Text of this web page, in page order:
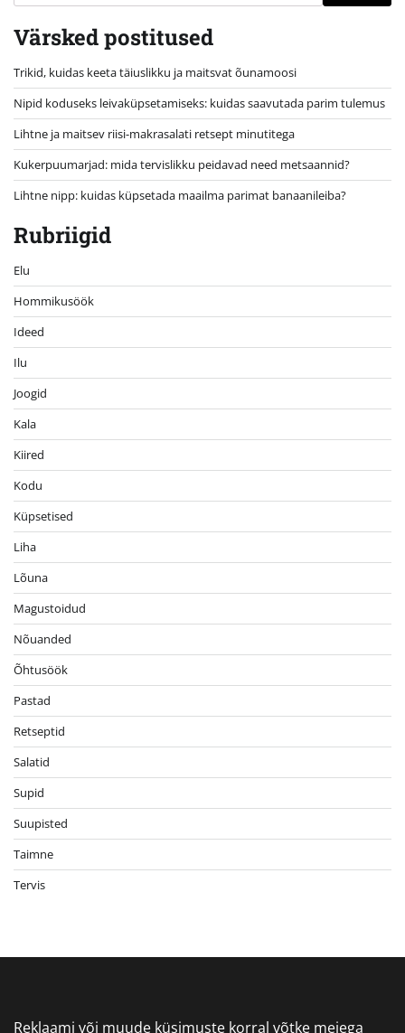
Värsked postitused
Trikid, kuidas keeta täiuslikku ja maitsvat õunamoosi
Nipid koduseks leivaküpsetamiseks: kuidas saavutada parim tulemus
Lihtne ja maitsev riisi-makrasalati retsept minutitega
Kukerpuumarjad: mida tervislikku peidavad need metsaannid?
Lihtne nipp: kuidas küpsetada maailma parimat banaanileiba?
Rubriigid
Elu
Hommikusöök
Ideed
Ilu
Joogid
Kala
Kiired
Kodu
Küpsetised
Liha
Lõuna
Magustoidud
Nõuanded
Õhtusöök
Pastad
Retseptid
Salatid
Supid
Suupisted
Taimne
Tervis
Reklaami või muude küsimuste korral võtke meiega